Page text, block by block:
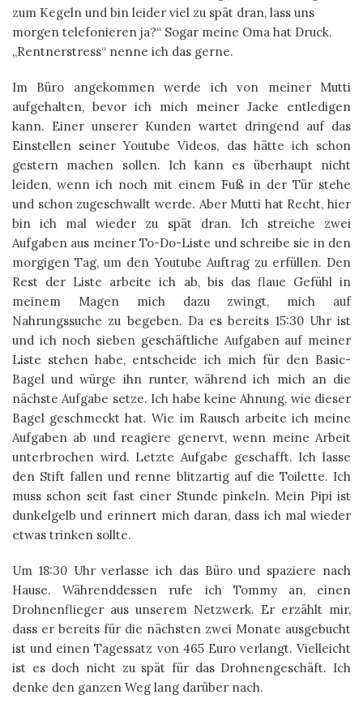
zum Kegeln und bin leider viel zu spät dran, lass uns
morgen telefonieren ja?“ Sogar meine Oma hat Druck.
„Rentnerstress“ nenne ich das gerne.
Im Büro angekommen werde ich von meiner Mutti
aufgehalten, bevor ich mich meiner Jacke entledigen
kann. Einer unserer Kunden wartet dringend auf das
Einstellen seiner Youtube Videos, das hätte ich schon
gestern machen sollen. Ich kann es überhaupt nicht
leiden, wenn ich noch mit einem Fuß in der Tür stehe
und schon zugeschwallt werde. Aber Mutti hat Recht, hier
bin ich mal wieder zu spät dran. Ich streiche zwei
Aufgaben aus meiner To-Do-Liste und schreibe sie in den
morgigen Tag, um den Youtube Auftrag zu erfüllen. Den
Rest der Liste arbeite ich ab, bis das flaue Gefühl in
meinem Magen mich dazu zwingt, mich auf
Nahrungssuche zu begeben. Da es bereits 15:30 Uhr ist
und ich noch sieben geschäftliche Aufgaben auf meiner
Liste stehen habe, entscheide ich mich für den Basic-
Bagel und würge ihn runter, während ich mich an die
nächste Aufgabe setze. Ich habe keine Ahnung, wie dieser
Bagel geschmeckt hat. Wie im Rausch arbeite ich meine
Aufgaben ab und reagiere genervt, wenn meine Arbeit
unterbrochen wird. Letzte Aufgabe geschafft. Ich lasse
den Stift fallen und renne blitzartig auf die Toilette. Ich
muss schon seit fast einer Stunde pinkeln. Mein Pipi ist
dunkelgelb und erinnert mich daran, dass ich mal wieder
etwas trinken sollte.
Um 18:30 Uhr verlasse ich das Büro und spaziere nach
Hause. Währenddessen rufe ich Tommy an, einen
Drohnenflieger aus unserem Netzwerk. Er erzählt mir,
dass er bereits für die nächsten zwei Monate ausgebucht
ist und einen Tagessatz von 465 Euro verlangt. Vielleicht
ist es doch nicht zu spät für das Drohnengeschäft. Ich
denke den ganzen Weg lang darüber nach.